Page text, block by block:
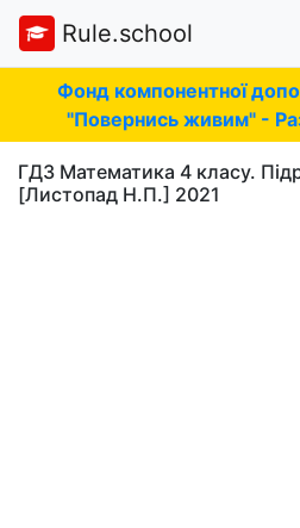
Rule.school
Фонд компонентної
"Повернись живим" -
ГДЗ Математика 4 класу.
[Листопад Н.П.] 2021